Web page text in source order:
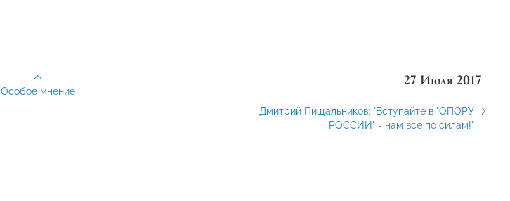
27 Июля 2017
Дмитрий Пищальников: "Вступайте в "ОПОРУ
РОССИИ" - нам все по силам!"
Особое мнение